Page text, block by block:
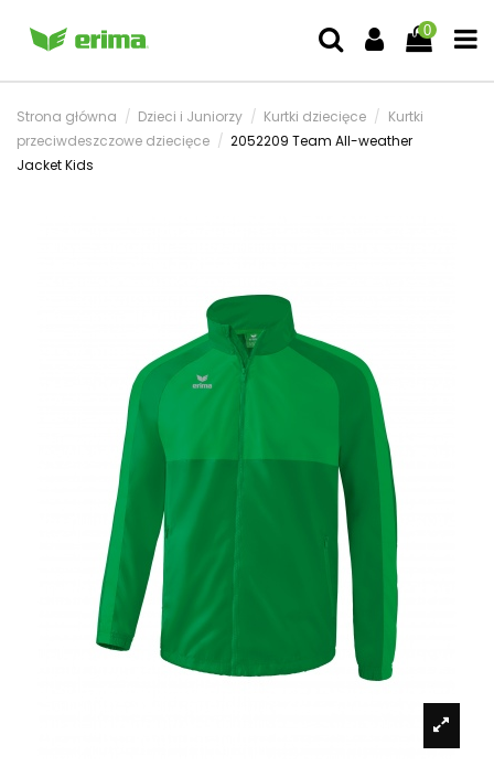
0
Strona główna Dzieci i Juniorzy Kurtki dziecięce
Kurtki
przeciwdeszczowe dziecięce
2052209 Team All-weather
Jacket Kids